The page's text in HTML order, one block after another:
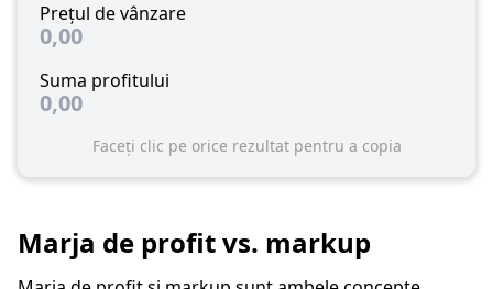
Prețul de vânzare
0,00
Suma profitului
0,00
Faceți clic pe orice rezultat pentru a copia
Marja de profit vs. markup